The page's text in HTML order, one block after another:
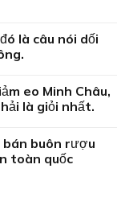
là câu nói dối
eo Minh Châu,
là giỏi nhất.
buôn rượu
toàn quốc